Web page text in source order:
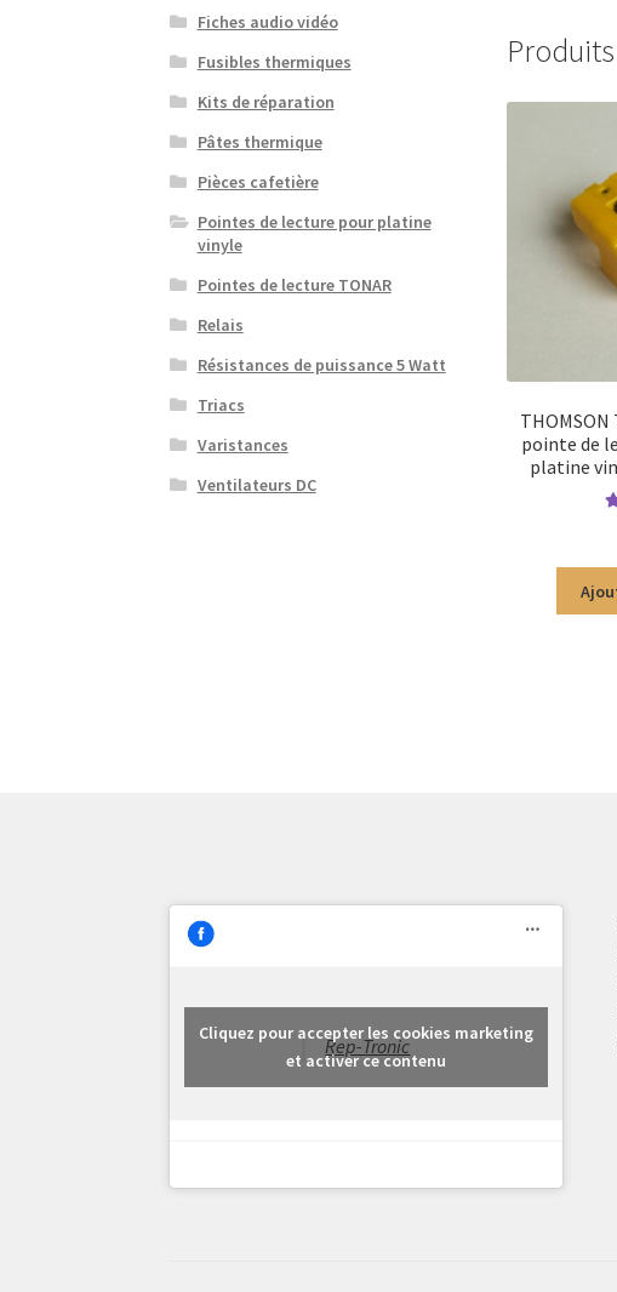
pointe de
platine
Fiches audio vidéo
Fusibles thermiques
Kits de réparation
Pâtes thermique
Pièces cafetière
Pointes de lecture pour platine
vinyle
Pointes de lecture TONAR
Relais
Résistances de puissance 5 Watt
Triacs
Varistances
Ventilateurs DC
Rep-Tronic
Cliquez pour accepter les cookies marketing
et activer ce contenu